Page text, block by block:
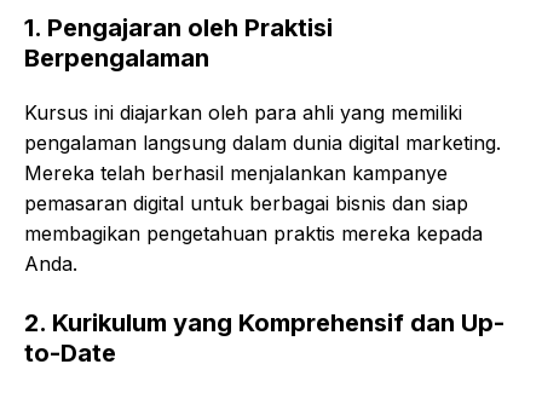
1. Pengajaran oleh Praktisi
Berpengalaman
Kursus ini diajarkan oleh para ahli yang memiliki
pengalaman langsung dalam dunia digital marketing.
Mereka telah berhasil menjalankan kampanye
pemasaran digital untuk berbagai bisnis dan siap
membagikan pengetahuan praktis mereka kepada
Anda.
2. Kurikulum yang Komprehensif dan Up-
to-Date